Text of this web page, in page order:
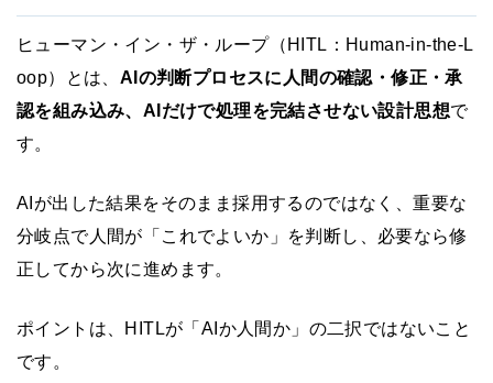
ヒューマン・イン・ザ・ループ（HITL：Human-in-the-L
oop）とは、 AIの判断プロセスに人間の確認・修正・承
認を組み込み、AIだけで処理を完結させない設計思想で
す。
AIが出した結果をそのまま採用するのではなく、重要な
分岐点で人間が「これでよいか」を判断し、必要なら修
正してから次に進めます。
ポイントは、HITLが「AIか人間か」の二択ではないこと
です。